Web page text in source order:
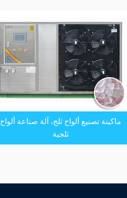
ماكينة تصنيع ألواح ثلج، آلة صناعة ألواح
ثلجية